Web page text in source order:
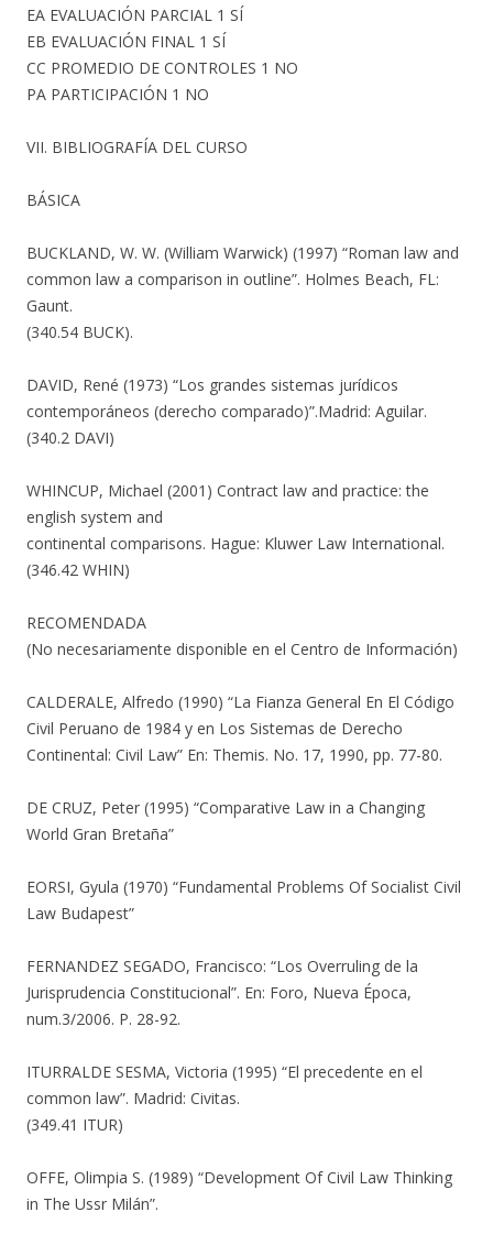
EA EVALUACIÓN PARCIAL 1 SÍ
EB EVALUACIÓN FINAL 1 SÍ
CC PROMEDIO DE CONTROLES 1 NO
PA PARTICIPACIÓN 1 NO
VII. BIBLIOGRAFÍA DEL CURSO
BÁSICA
BUCKLAND, W. W. (William Warwick) (1997) “Roman law and
common law a comparison in outline”. Holmes Beach, FL:
Gaunt.
(340.54 BUCK).
DAVID, René (1973) “Los grandes sistemas jurídicos
contemporáneos (derecho comparado)”.Madrid: Aguilar.
(340.2 DAVI)
WHINCUP, Michael (2001) Contract law and practice: the
english system and
continental comparisons. Hague: Kluwer Law International.
(346.42 WHIN)
RECOMENDADA
(No necesariamente disponible en el Centro de Información)
CALDERALE, Alfredo (1990) “La Fianza General En El Código
Civil Peruano de 1984 y en Los Sistemas de Derecho
Continental: Civil Law” En: Themis. No. 17, 1990, pp. 77-80.
DE CRUZ, Peter (1995) “Comparative Law in a Changing
World Gran Bretaña”
EORSI, Gyula (1970) “Fundamental Problems Of Socialist Civil
Law Budapest”
FERNANDEZ SEGADO, Francisco: “Los Overruling de la
Jurisprudencia Constitucional”. En: Foro, Nueva Época,
num.3/2006. P. 28-92.
ITURRALDE SESMA, Victoria (1995) “El precedente en el
common law”. Madrid: Civitas.
(349.41 ITUR)
OFFE, Olimpia S. (1989) “Development Of Civil Law Thinking
in The Ussr Milán”.